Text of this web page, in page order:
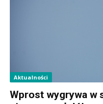
Aktualności
Wprost wygrywa w